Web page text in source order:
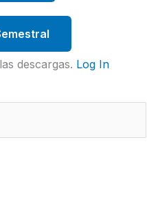
descargas. Log In